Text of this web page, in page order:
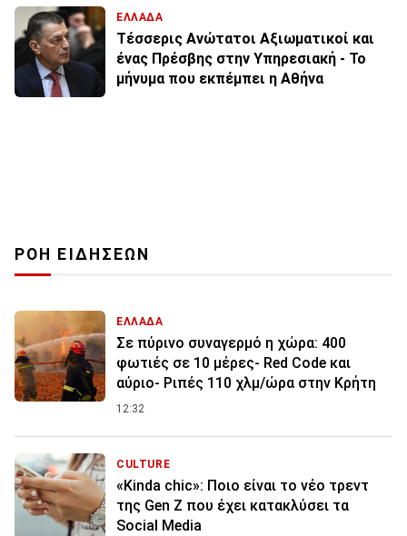
ΕΛΛΑΔΑ
Τέσσερις Ανώτατοι Αξιωματικοί και
ένας Πρέσβης στην Υπηρεσιακή - Το
μήνυμα που εκπέμπει η Αθήνα
ΡΟΗ ΕΙΔΗΣΕΩΝ
ΕΛΛΑΔΑ
Σε πύρινο συναγερμό η χώρα: 400
φωτιές σε 10 μέρες- Red Code και
αύριο- Ριπές 110 χλμ/ώρα στην Κρήτη
12:32
CULTURE
«Kinda chic»: Ποιο είναι το νέο τρεντ
της Gen Z που έχει κατακλύσει τα
Social Media